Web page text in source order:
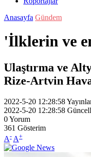
Anasayfa Gündem
'İlklerin ve
Ulaştırma ve
Rize-Artvin
2022-5-20 12:28:58
2022-5-20 12:28:58
0Yorum
361 Gösterim
A- A+